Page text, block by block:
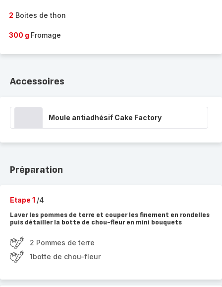
2 Boites de thon
300 g Fromage
Accessoires
Moule antiadhésif Cake Factory
Préparation
Etape 1 /4
Laver les pommes de terre et couper les finement en rondelles
puis détailler la botte de chou-fleur en mini bouquets
2 Pommes de terre
1botte de chou-fleur